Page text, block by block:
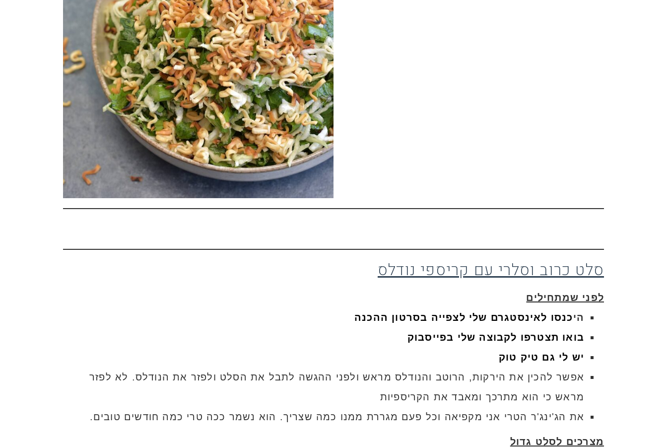
סלט כרוב וסלרי עם קריספי נודלס
לפני שמתחילים
היכנסו לאינסטגרם שלי לצפייה בסרטון ההכנה
בואו תצטרפו לקבוצה שלי בפייסבוק
יש לי גם טיק טוק
אפשר להכין את הירקות, הרוטב והנודלס מראש ולפני ההגשה לתבל את הסלט ולפזר את הנודלס. לא לפזר
מראש כי הוא מתרכך ומאבד את הקריספיות
את הג'ינג'ר הטרי אני מקפיאה וכל פעם מגררת ממנו כמה שצריך. הוא נשמר ככה טרי כמה חודשים טובים.
מצרכים לסלט גדול